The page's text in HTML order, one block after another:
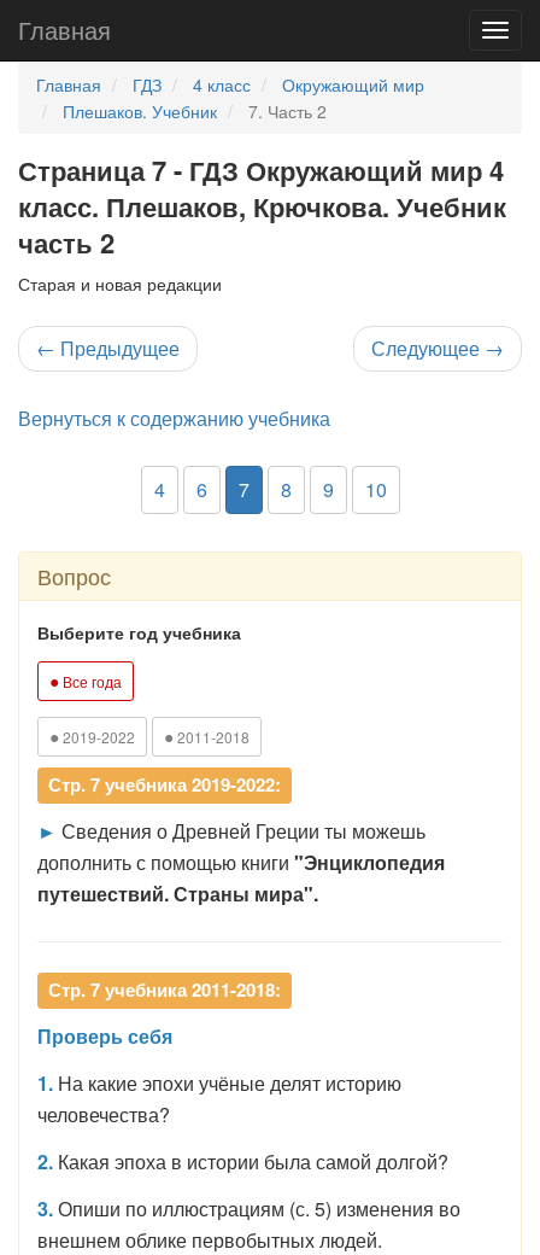
Главная
Главная ГДЗ 4 класс
Окружающий мир
Плешаков. Учебник
7. Часть 2
Страница 7 - ГДЗ Окружающий мир 4
класс. Плешаков, Крючкова. Учебник
часть 2
Старая и новая редакции
← Предыдущее Следующее →
Вернуться к содержанию учебника
4 6 7 8 9 10
Вопрос
Выберите год учебника
● Все года
● 2019-2022 ● 2011-2018
Стр. 7 учебника 2019-2022:
► Сведения о Древней Греции ты можешь
дополнить с помощью книги "Энциклопедия
путешествий. Страны мира".
Стр. 7 учебника 2011-2018:
Проверь себя
1. На какие эпохи учёные делят историю
человечества?
2. Какая эпоха в истории была самой долгой?
3.Опиши по иллюстрациям (с. 5) изменения во
внешнем облике первобытных людей.